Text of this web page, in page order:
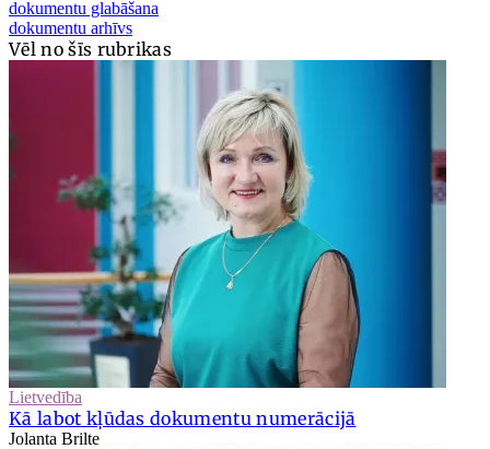
dokumentu glabāšana
dokumentu arhīvs
Vēl no šīs rubrikas
Lietvedība
Kā labot kļūdas dokumentu numerācijā
Jolanta Brilte